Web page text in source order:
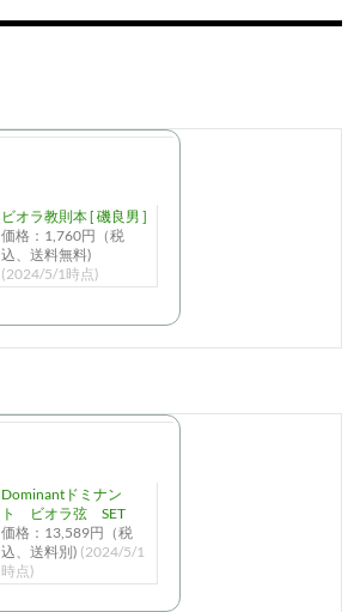
ビオラ教則本 [ 磯良男 ]
価格：1,760円（税
込、送料無料)
(2024/5/1時点)
Dominantドミナン
ト ビオラ弦 SET
価格：13,589円（税
込、送料別) (2024/5/1
時点)